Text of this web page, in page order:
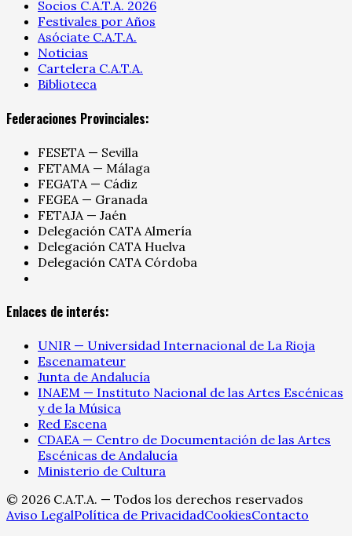
Socios C.A.T.A. 2026
Festivales por Años
Asóciate C.A.T.A.
Noticias
Cartelera C.A.T.A.
Biblioteca
Federaciones Provinciales:
FESETA — Sevilla
FETAMA — Málaga
FEGATA — Cádiz
FEGEA — Granada
FETAJA — Jaén
Delegación CATA Almería
Delegación CATA Huelva
Delegación CATA Córdoba
Enlaces de interés:
UNIR — Universidad Internacional de La Rioja
Escenamateur
Junta de Andalucía
INAEM — Instituto Nacional de las Artes Escénicas
y de la Música
Red Escena
CDAEA — Centro de Documentación de las Artes
Escénicas de Andalucía
Ministerio de Cultura
© 2026 C.A.T.A. — Todos los derechos reservados
Aviso LegalPolítica de PrivacidadCookiesContacto